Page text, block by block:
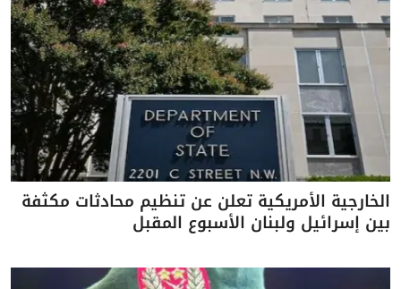
الخارجية الأمريكية تعلن عن تنظيم محادثات مكثفة
بين إسرائيل ولبنان الأسبوع المقبل